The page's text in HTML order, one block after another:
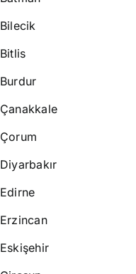
Bilecik
Bitlis
Burdur
Çanakkale
Çorum
Diyarbakır
Edirne
Erzincan
Eskişehir